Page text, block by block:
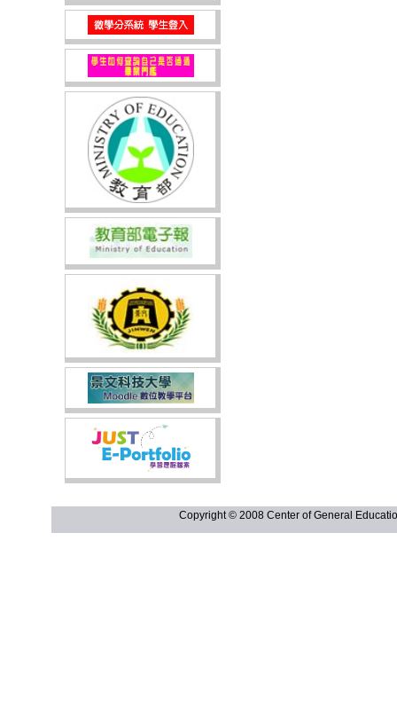
Copyright © 2008 Center of General